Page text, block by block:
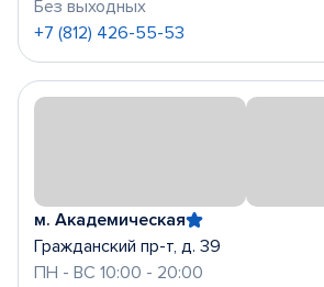
Без выходных
+7 (812) 426-55-53
м. Академическая
Гражданский пр-т, д. 39
ПН - ВС 10:00 - 20:00